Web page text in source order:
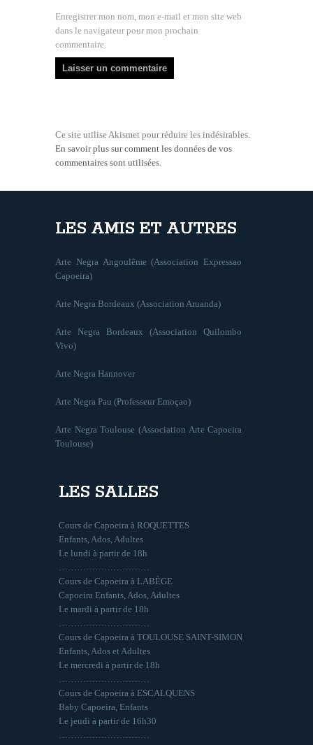
Enregistrer mon nom, mon e-mail et mon site web
dans le navigateur pour mon prochain
commentaire.
Ce site utilise Akismet pour réduire les indésirables.
En savoir plus sur comment les données de vos
commentaires sont utilisées
LES AMIS ET AUTRES
Arte Negra Angoulême (Association Expressao
Capoeira)
Arte Negra Bordeaux (Association Aruanda)
Arte Negra Bordeaux (Association Quilombo
Vivo)
Arte Negra Hannover
Arte Negra Pau (Professeur Emoçao)
Arte Negra Toulouse (Association Arte Capoeira
Toulouse)
LES SALLES
Cours de Capoeira à ROQUETTES
Enfants, Ados, Adultes
Le lundi à partir de 18h
Cours de Capoeira à LABÈGE
Capoeira Enfants, Ados, Adultes
Le mardi à partir de 18h
Cours de Capoeira à TOULOUSE SAINT-SIMON
Enfants, Ados et Adultes
Le mercredi à partir de 18h
Cours de Capoeira à ESCALQUENS
Baby Capoeira, Enfants
Le jeudi à partir de 16h30